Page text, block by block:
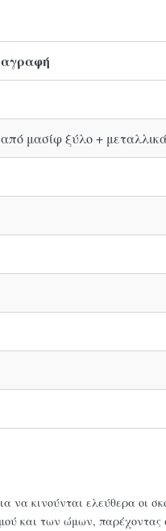
μασίφ ξύλο +
κινούνται ελεύθερα οι
και των ώμων,